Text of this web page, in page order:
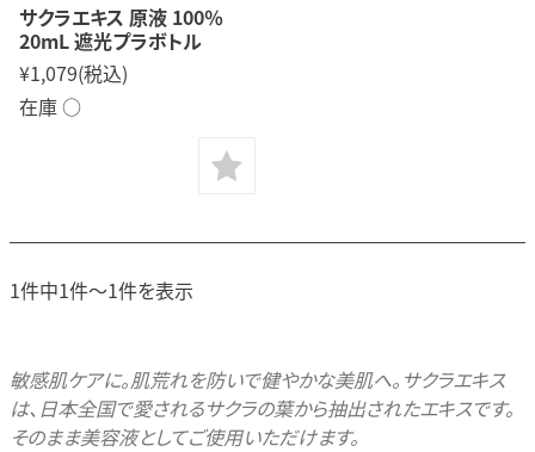
サクラエキス 原液 100％
20mL 遮光プラボトル
¥1,079(税込)
在庫 ○
1件中1件～1件を表示
敏感肌ケアに。肌荒れを防いで健やかな美肌へ。サクラエキス
は、日本全国で愛されるサクラの葉から抽出されたエキスです。
そのまま美容液としてご使用いただけます。